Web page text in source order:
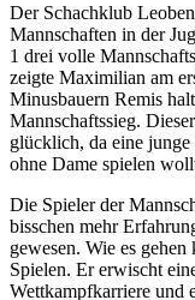
Der Schachklub
Mannschaften in der
1 drei volle
zeigte Maximilian am
Minusbauern Remis
Mannschaftssieg.
glücklich, da eine
ohne Dame spielen
Die Spieler der
bisschen mehr
gewesen. Wie es
Spielen. Er erwischt
Wettkampfkarriere und